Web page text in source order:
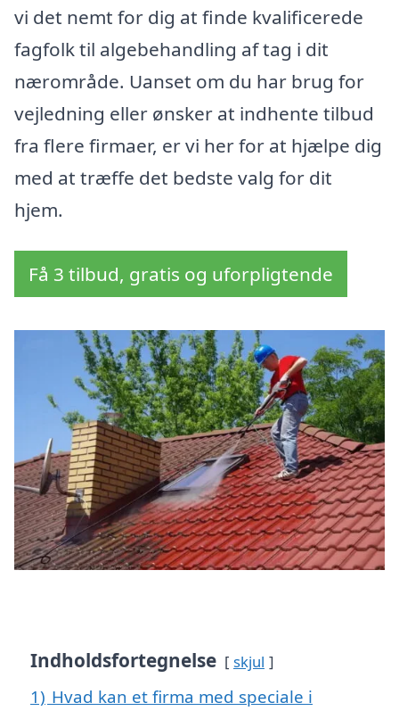
vi det nemt for dig at finde kvalificerede
fagfolk til algebehandling af tag i dit
nærområde. Uanset om du har brug for
vejledning eller ønsker at indhente tilbud
fra flere firmaer, er vi her for at hjælpe dig
med at træffe det bedste valg for dit
hjem.
Få 3 tilbud, gratis og uforpligtende
Indholdsfortegnelse skjul
1) Hvad kan et firma med speciale i